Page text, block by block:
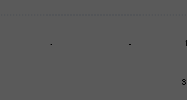
- -
- -